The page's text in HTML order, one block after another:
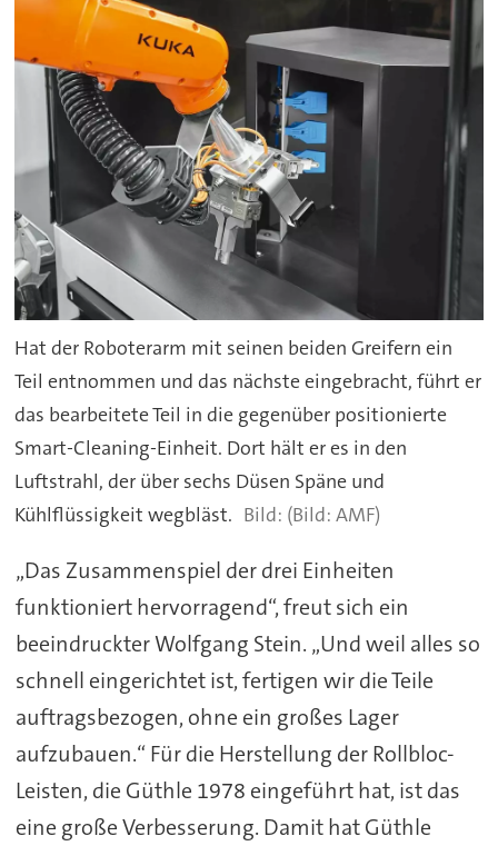
Hat der Roboterarm mit seinen beiden Greifern ein
Teil entnommen und das nächste eingebracht, führt er
das bearbeitete Teil in die gegenüber positionierte
Smart-Cleaning-Einheit. Dort hält er es in den
Luftstrahl, der über sechs Düsen Späne und
Kühlflüssigkeit wegbläst.
(Bild: AMF)
„Das Zusammenspiel der drei Einheiten
funktioniert hervorragend“, freut sich ein
beeindruckter Wolfgang Stein. „Und weil alles so
schnell eingerichtet ist, fertigen wir die Teile
auftragsbezogen, ohne ein großes Lager
aufzubauen.“ Für die Herstellung der Rollbloc-
Leisten, die Güthle 1978 eingeführt hat, ist das
eine große Verbesserung. Damit hat Güthle